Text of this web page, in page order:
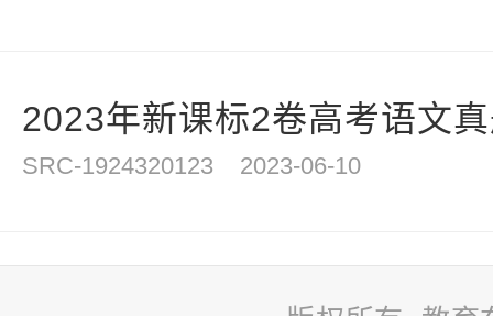
2023年新课标2卷高考语文
SRC-1924320123 2023-06-10